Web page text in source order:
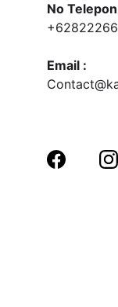
No
Email :